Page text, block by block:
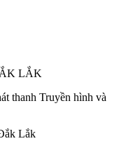
LẮK
thanh Truyền hình và
Lắk